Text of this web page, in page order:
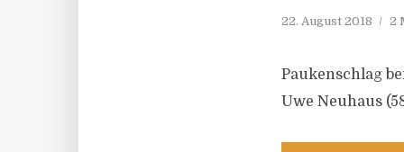
22. August 2018 2
Paukenschlag
Uwe Neuhaus